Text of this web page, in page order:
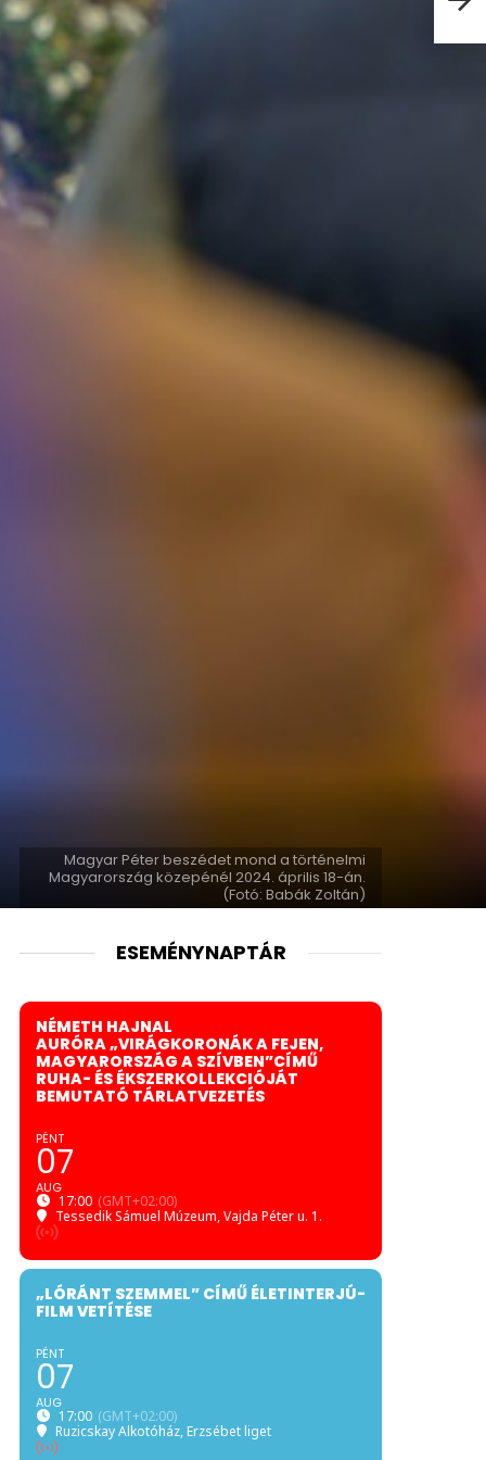
Magyar Péter beszédet mond a történelmi
Magyarország közepénél 2024. április 18-án.
(Fotó: Babák Zoltán)
ESEMÉNYNAPTÁR
NÉMETH HAJNAL
AURÓRA „VIRÁGKORONÁK A FEJEN,
MAGYARORSZÁG A SZÍVBEN”CÍMŰ
RUHA- ÉS ÉKSZERKOLLEKCIÓJÁT
BEMUTATÓ TÁRLATVEZETÉS
PÉNT
07
AUG
17:00 (GMT+02:00)
Tessedik Sámuel Múzeum, Vajda Péter u. 1.
„LÓRÁNT SZEMMEL” CÍMŰ ÉLETINTERJÚ-
FILM VETÍTÉSE
PÉNT
07
AUG
17:00 (GMT+02:00)
Ruzicskay Alkotóház, Erzsébet liget